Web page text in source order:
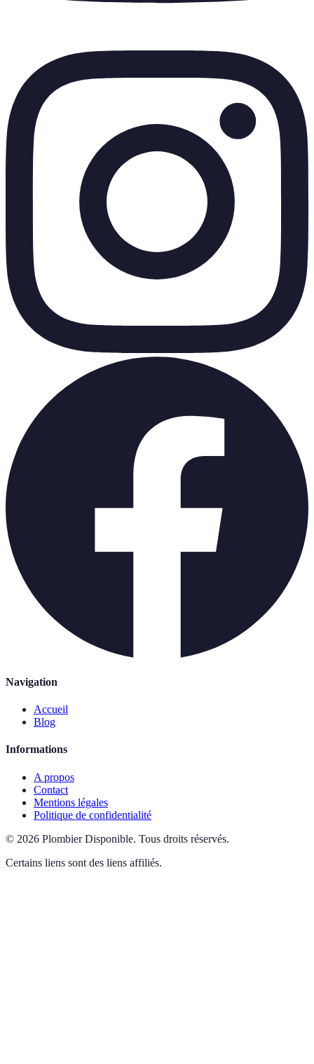
Navigation
Accueil
Blog
Informations
A propos
Contact
Mentions légales
Politique de confidentialité
© 2026 Plombier Disponible. Tous droits réservés.
Certains liens sont des liens affiliés.